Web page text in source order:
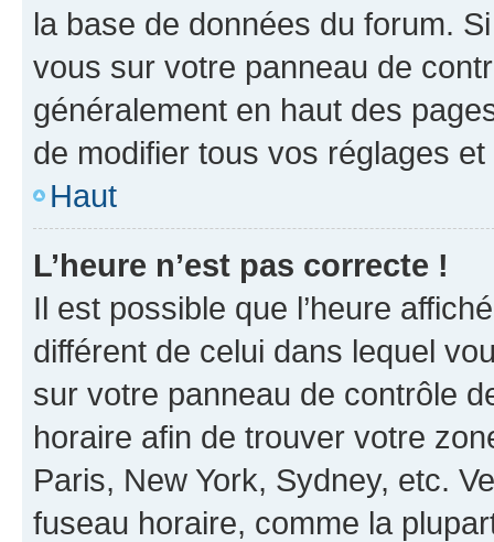
la base de données du forum.
vous sur votre panneau de
généralement en haut des
de modifier tous vos réglages
Haut
L’heure n’est pas correcte !
Il est possible que l’heure
différent de celui dans lequel
sur votre panneau de contrôle
horaire afin de trouver votre
Paris, New York, Sydney, etc.
fuseau horaire, comme la